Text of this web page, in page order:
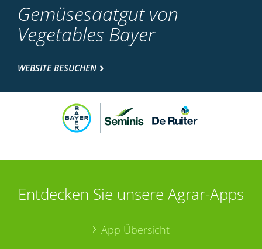
Gemüsesaatgut von
Vegetables Bayer
WEBSITE BESUCHEN
Entdecken Sie unsere Agrar-Apps
App Übersicht